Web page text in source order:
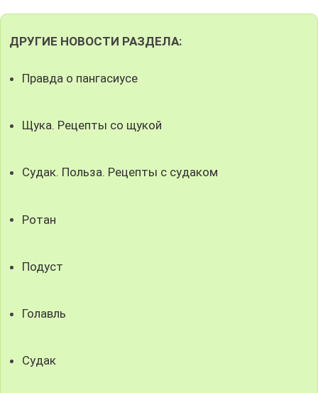
ДРУГИЕ НОВОСТИ РАЗДЕЛА:
Правда о пангасиусе
Щука. Рецепты со щукой
Судак. Польза. Рецепты с судаком
Ротан
Подуст
Голавль
Судак